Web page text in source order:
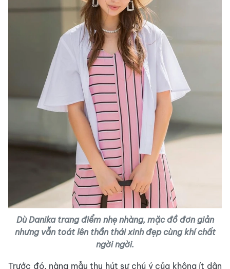
Dù Danika trang điểm nhẹ nhàng, mặc đồ đơn giản
nhưng vẫn toát lên thần thái xinh đẹp cùng khí chất
ngời ngời.
Trước đó, nàng mẫu thu hút sự chú ý của không ít dân